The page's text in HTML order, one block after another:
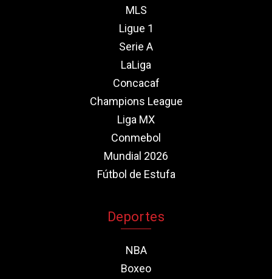
MLS
Ligue 1
Serie A
LaLiga
Concacaf
Champions League
Liga MX
Conmebol
Mundial 2026
Fútbol de Estufa
Deportes
NBA
Boxeo